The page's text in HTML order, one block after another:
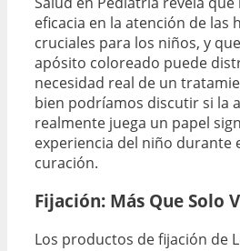
eficacia en la atención de las
cruciales para los niños, y
apósito coloreado puede
necesidad real de un
bien podríamos discutir si la
realmente juega un papel
experiencia del niño durante
curación.
Fijación: Más Que Solo
Los productos de fijación de